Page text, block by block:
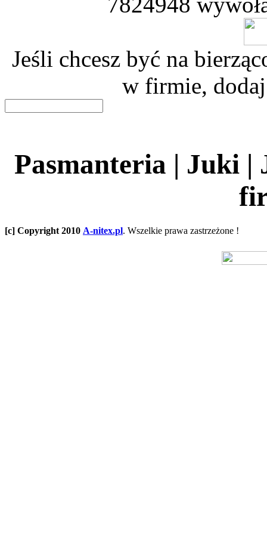
Jeśli chcesz być na
w firmie,
Pasmanteria | Juki |
[c] Copyright 2010 A-nitex.pl. Wszelkie prawa zastrzeżone !